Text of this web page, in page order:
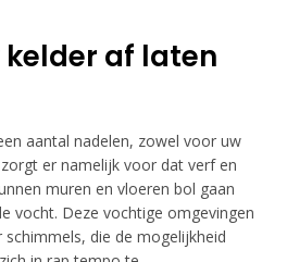
af laten
aantal nadelen, zowel voor uw
er namelijk voor dat verf en
muren en vloeren bol gaan
vocht. Deze vochtige omgevingen
die de mogelijkheid